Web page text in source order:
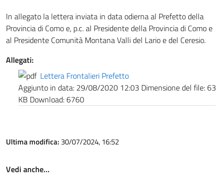
In allegato la lettera inviata in data odierna al Prefetto della
Provincia di Como e, p.c. al Presidente della Provincia di Como e
al Presidente Comunità Montana Valli del Lario e del Ceresio.
Allegati:
Lettera Frontalieri Prefetto
Aggiunto in data: 29/08/2020 12:03 Dimensione del file:63
KB Download:6760
Ultima modifica: 30/07/2024, 16:52
Vedi anche…